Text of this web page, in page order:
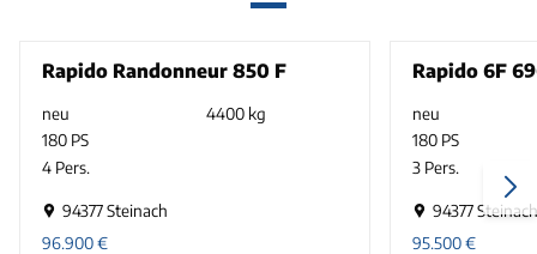
Rapido Randonneur 850 F
neu
4400 kg
180 PS
4 Pers.
94377 Steinach
96.900€
Rapido 6F
neu
180 PS
3 Pers.
94377 Steinach
95.500€